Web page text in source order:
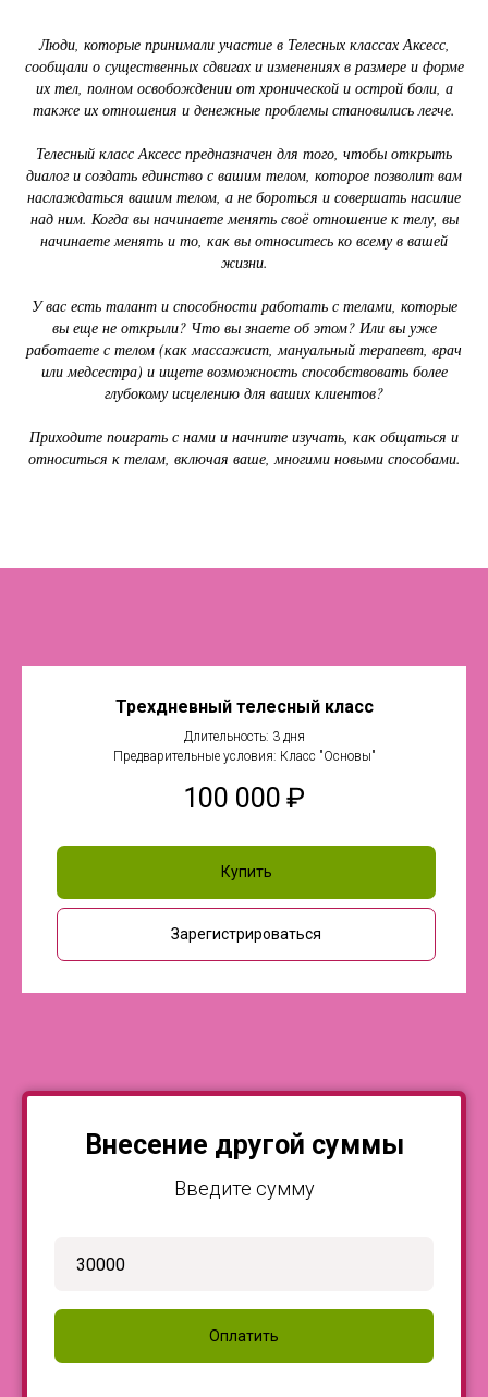
Люди, которые принимали участие в Телесных классах Аксесс,
сообщали о существенных сдвигах и изменениях в размере и форме
их тел, полном освобождении от хронической и острой боли, а
также их отношения и денежные проблемы становились легче.
Телесный класс Аксесс предназначен для того, чтобы открыть
диалог и создать единство с вашим телом, которое позволит вам
наслаждаться вашим телом, а не бороться и совершать насилие
над ним. Когда вы начинаете менять своё отношение к телу, вы
начинаете менять и то, как вы относитесь ко всему в вашей
жизни.
У вас есть талант и способности работать с телами, которые
вы еще не открыли? Что вы знаете об этом? Или вы уже
работаете с телом (как массажист, мануальный терапевт, врач
или медсестра) и ищете возможность способствовать более
глубокому исцелению для ваших клиентов?
Приходите поиграть с нами и начните изучать, как общаться и
относиться к телам, включая ваше, многими новыми способами.
Трехдневный телесный класс
Длительность: 3 дня
Предварительные условия: Класс "Основы"
100 000 ₽
Купить
Зарегистрироваться
Внесение другой суммы
Введите сумму
Оплатить